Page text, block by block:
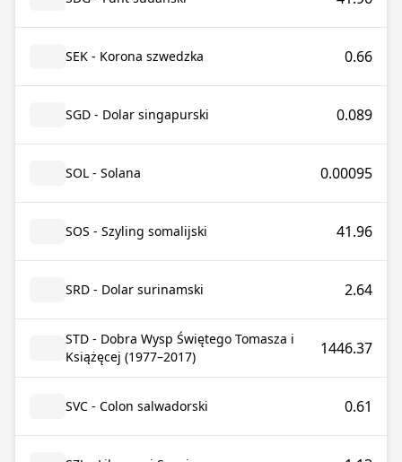
SEK - Korona szwedzka 0.66
SGD - Dolar singapurski 0.089
SOL - Solana 0.00095
SOS - Szyling somalijski 41.96
SRD - Dolar surinamski 2.64
STD - Dobra Wysp Świętego Tomasza i
Książęcej (1977–2017)
1446.37
SVC - Colon salwadorski 0.61